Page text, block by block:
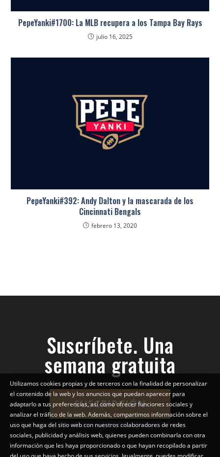
PepeYanki#1700: La MLB recupera a los Tampa Bay Rays
julio 16, 2025
PepeYanki#392: Andy Dalton y la mascarada de los
Cincinnati Bengals
febrero 13, 2020
Suscríbete. Una
semana gratuita
SUSCRIPCIÓN
Utilizamos cookies propias y de terceros con la finalidad de personalizar
el contenido de la web y los anuncios que puedan aparecer para
adaptarlo a tus preferencias, así como ofrecer funciones sociales y
analizar el tráfico de la web. Además, compartimos información sobre el
uso que haga del sitio web con nuestros colaboradores de redes
sociales, publicidad y análisis web, quienes pueden combinarla con otra
información que les haya proporcionado o que hayan recopilado a partir